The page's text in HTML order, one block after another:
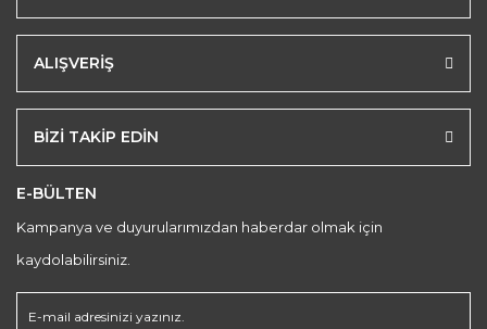
ALIŞVERİŞ
BİZİ TAKİP EDİN
E-BÜLTEN
Kampanya ve duyurularımızdan haberdar olmak için
kaydolabilirsiniz.